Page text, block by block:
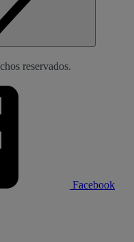
reservados.
Facebook